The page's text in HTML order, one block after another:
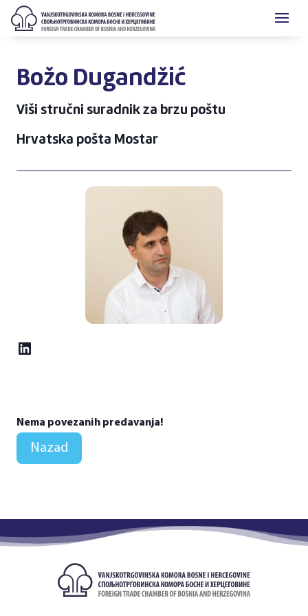
Božo Dugandžić
Viši stručni suradnik za brzu poštu
Hrvatska pošta Mostar
LinkedIn
Nema povezanih predavanja!
Nazad